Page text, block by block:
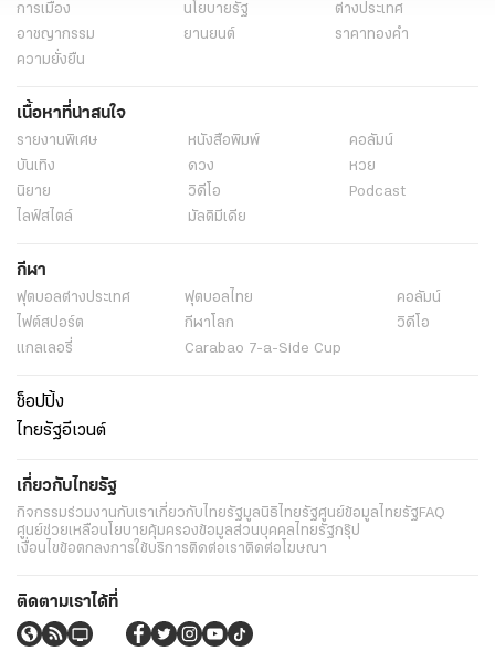
การเมือง
นโยบายรัฐ
ต่างประเทศ
อาชญากรรม
ยานยนต์
ราคาทองคำ
ความยั่งยืน
เนื้อหาที่น่าสนใจ
รายงานพิเศษ หนังสือพิมพ์
คอลัมน์
บันเทิง
ดวง
หวย
นิยาย
วิดีโอ
Podcast
ไลฟ์สไตล์
มัลติมีเดีย
กีฬา
ฟุตบอลต่่างประเทศ ฟุตบอลไทย
คอลัมน์
ไฟต์สปอร์ต
กีฬาโลก
วิดีโอ
แกลเลอรี่
Carabao 7-a-Side Cup
ช็อปปิ้ง
ไทยรัฐอีเวนต์
เกี่ยวกับไทยรัฐ
กิจกรรมร่วมงานกับเราเกี่ยวกับไทยรัฐมูลนิธิไทยรัฐศูนย์ข้อมูลไทยรัฐFAQ
ศูนย์ช่วยเหลือนโยบายคุ้มครองข้อมูลส่วนบุคคลไทยรัฐกรุ๊ป
เงื่อนไขข้อตกลงการใช้บริการติดต่อเราติดต่อโฆษณา
ติดตามเราได้ที่